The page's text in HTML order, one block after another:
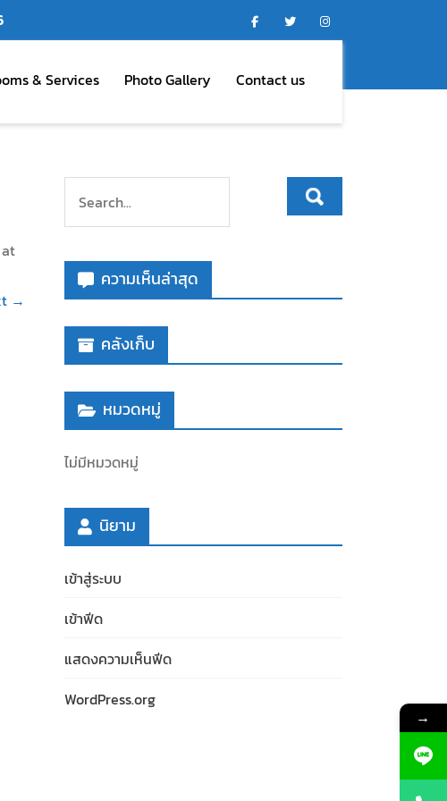
& Services Photo Gallery Contact us
→
ความเห็นล่าสุด
คลังเก็บ
หมวดหมู่
ไม่มีหมวดหมู่
นิยาม
เข้าสู่ระบบ
เข้าฟีด
แสดงความเห็นฟีด
WordPress.org
→